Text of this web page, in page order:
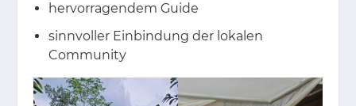
hervorragendem Guide
sinnvoller Einbindung der lokalen
Community